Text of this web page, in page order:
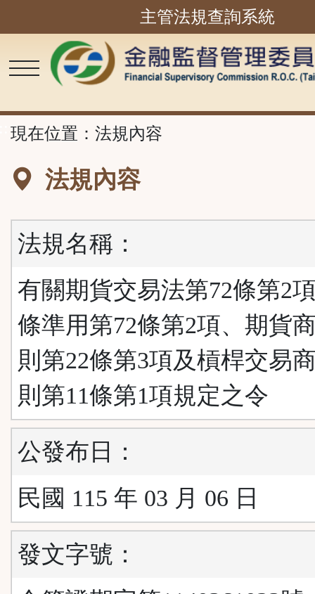
內
容
主管法規查詢系統
現在位置： 法規內容
法規內容
法規名稱：
有關期貨交易法第72條第2
條準用第72條第2項、期貨
則第22條第3項及槓桿交易
則第11條第1項規定之令
公發布日：
民國 115 年 03 月 06 日
發文字號：